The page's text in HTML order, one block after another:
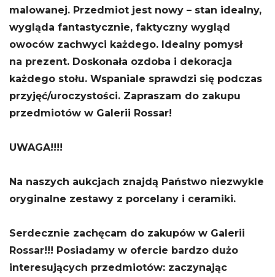
malowanej. Przedmiot jest nowy – stan idealny,
wygląda fantastycznie, faktyczny wygląd
owoców zachwyci każdego. Idealny pomysł
na prezent. Doskonała ozdoba i dekoracja
każdego stołu. Wspaniale sprawdzi się podczas
przyjęć/uroczystości. Zapraszam do zakupu
przedmiotów w Galerii Rossar!
UWAGA!!!!
Na naszych aukcjach znajdą Państwo niezwykle
oryginalne zestawy z porcelany i ceramiki.
Serdecznie zachęcam do zakupów w Galerii
Rossar!!! Posiadamy w ofercie bardzo dużo
interesujących przedmiotów: zaczynając